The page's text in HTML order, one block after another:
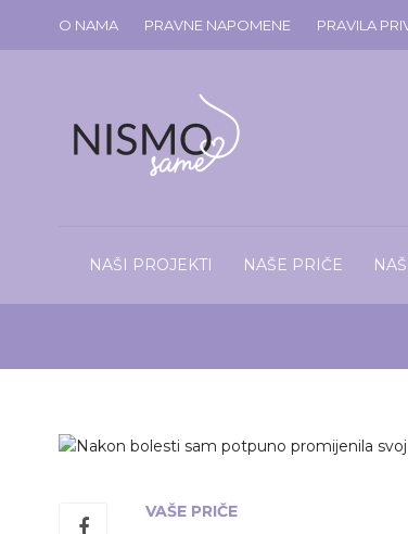
O NAMA PRAVNE NAPOMENE PRAVILA
NAŠI PROJEKTI NAŠE PRIČE
VAŠE PRIČE